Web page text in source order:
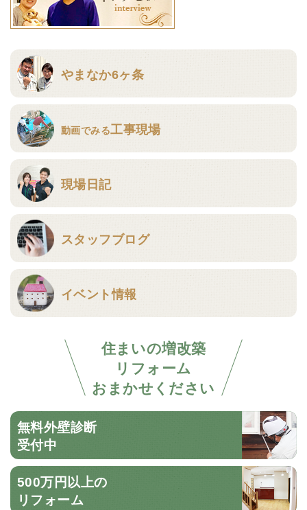
やまなか6ヶ条
動画でみる工事現場
現場日記
スタッフブログ
イベント情報
住まいの増改築
リフォーム
おまかせください
無料外壁診断
受付中
500万円以上の
リフォーム